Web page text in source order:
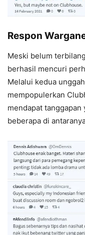
Respon
Meski belum
berhasil mencuri
Melalui kedua
mempopulerkan
mendapat
beberapa di